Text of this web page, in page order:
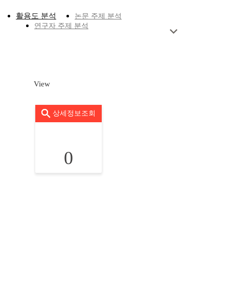
활용도 분석
논문 주제 분석
연구자 주제 분석
View
상세정보조회
0